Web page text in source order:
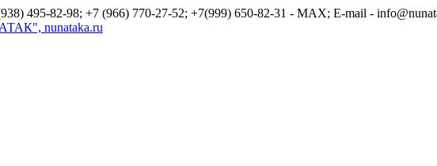
495-82-98; +7 (966) 770-27-52; +7(999) 650-82-31 - MAX; E-mail -